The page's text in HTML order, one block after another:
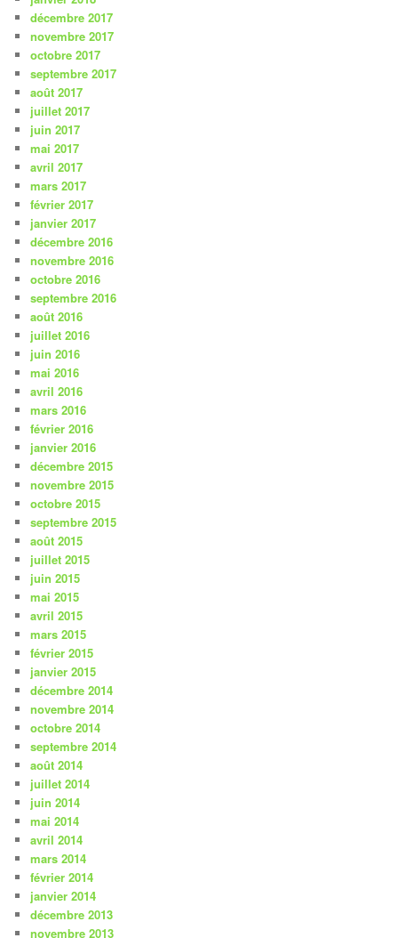
décembre 2017
novembre 2017
octobre 2017
septembre 2017
août 2017
juillet 2017
juin 2017
mai 2017
avril 2017
mars 2017
février 2017
janvier 2017
décembre 2016
novembre 2016
octobre 2016
septembre 2016
août 2016
juillet 2016
juin 2016
mai 2016
avril 2016
mars 2016
février 2016
janvier 2016
décembre 2015
novembre 2015
octobre 2015
septembre 2015
août 2015
juillet 2015
juin 2015
mai 2015
avril 2015
mars 2015
février 2015
janvier 2015
décembre 2014
novembre 2014
octobre 2014
septembre 2014
août 2014
juillet 2014
juin 2014
mai 2014
avril 2014
mars 2014
février 2014
janvier 2014
décembre 2013
novembre 2013